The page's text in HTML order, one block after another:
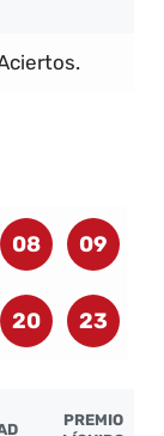
08 09
20 23
PREMIO